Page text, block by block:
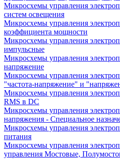
Микросхемы управления
систем освещения
Микросхемы управления
коэффициента мощности
Микросхемы управления
импульсные
Микросхемы управления
напряжение
Микросхемы управления
"частота-напряжение" и
Микросхемы управления
RMS в DC
Микросхемы управления
напряжения - Специальное
Микросхемы управления
питания
Микросхемы управления
управления Мостовые,